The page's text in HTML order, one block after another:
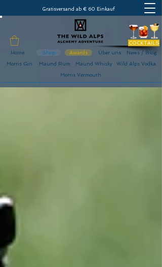
Gratisversand ab € 60 Einkauf
COCKTAILS
Home
Morris Gin
Shop Awards Über uns
News / Blog
Maund Rum
Maund Whisky
Wild Alps Vodka
Morris Vermouth